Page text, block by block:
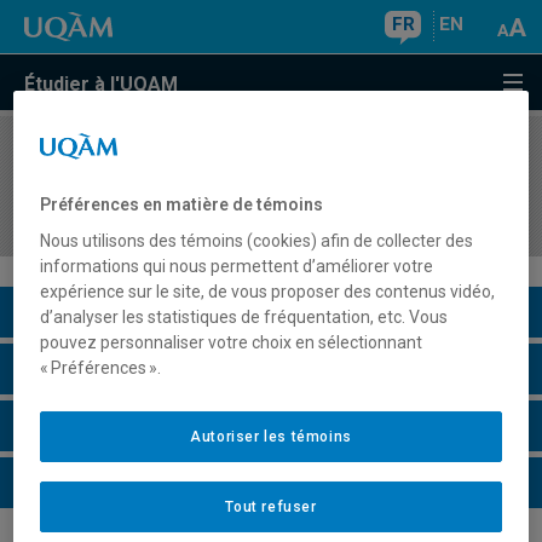
FR EN
Étudier à l'UQAM
COURS//
décisions
Description du cours
Horaire - Été 2026
Horaire - Automne 2026
Horaire - Hiver 2027
Préférences en matière de témoins
Nous utilisons des témoins (cookies) afin de collecter des
informations qui nous permettent d’améliorer votre
expérience sur le site, de vous proposer des contenus vidéo,
d’analyser les statistiques de fréquentation, etc. Vous
pouvez personnaliser votre choix en sélectionnant
« Préférences ».
Tout refuser
Autoriser les témoins